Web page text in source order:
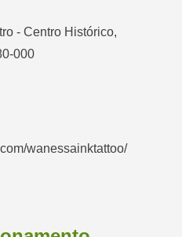
- Centro Histórico,
000
wanessainktattoo/